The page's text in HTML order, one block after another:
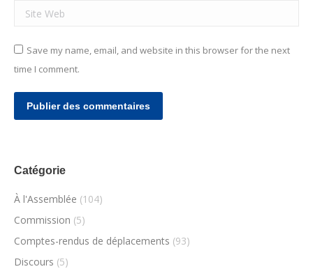
Site Web
Save my name, email, and website in this browser for the next
time I comment.
Publier des commentaires
Catégorie
À l'Assemblée (104)
Commission (5)
Comptes-rendus de déplacements (93)
Discours (5)